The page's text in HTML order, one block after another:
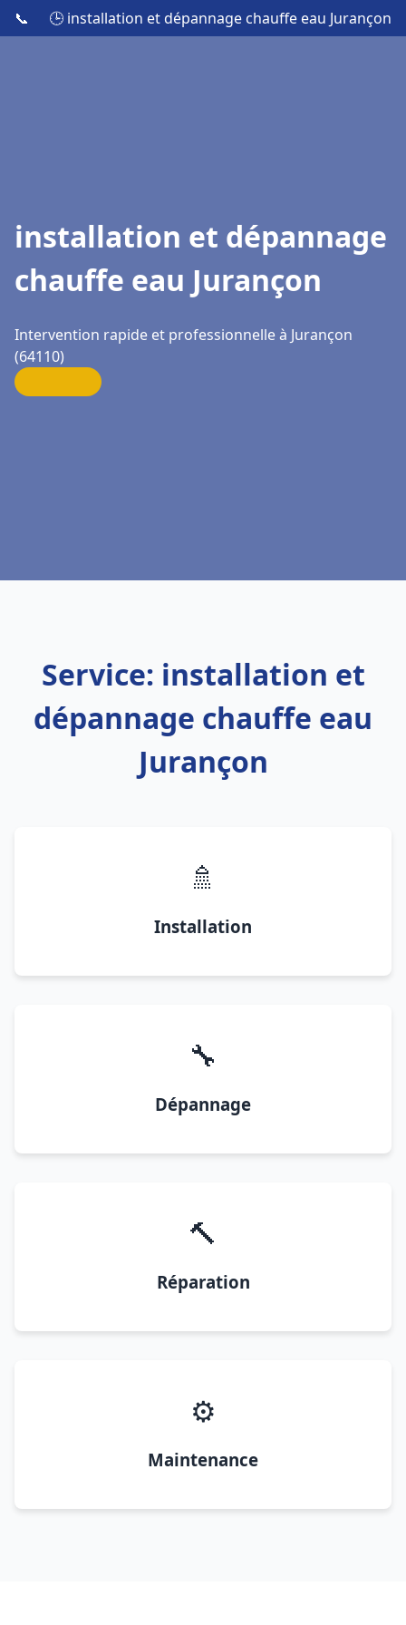
📞 🕒 installation et dépannage chauffe eau Jurançon
installation et dépannage
chauffe eau Jurançon
Intervention rapide et professionnelle à Jurançon
(64110)
Service: installation et
dépannage chauffe eau
Jurançon
🚿
Installation
🔧
Dépannage
🔨
Réparation
⚙️
Maintenance